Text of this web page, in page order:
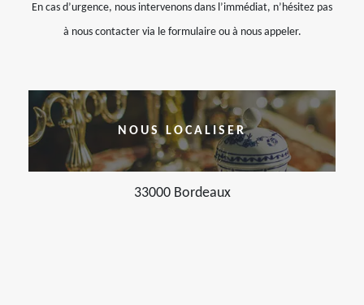
En cas d’urgence, nous intervenons dans l’immédiat, n’hésitez pas
à nous contacter via le formulaire ou à nous appeler.
NOUS LOCALISER
33000 Bordeaux